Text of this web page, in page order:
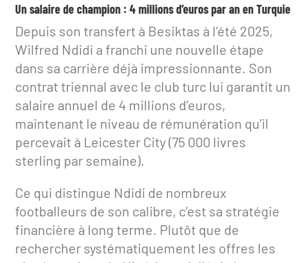
Un salaire de champion : 4 millions d’euros par an en Turquie
Depuis son transfert à Besiktas à l’été 2025,
Wilfred Ndidi a franchi une nouvelle étape
dans sa carrière déjà impressionnante. Son
contrat triennal avec le club turc lui garantit un
salaire annuel de 4 millions d’euros,
maintenant le niveau de rémunération qu’il
percevait à Leicester City (75 000 livres
sterling par semaine).
Ce qui distingue Ndidi de nombreux
footballeurs de son calibre, c’est sa stratégie
financière à long terme. Plutôt que de
rechercher systématiquement les offres les